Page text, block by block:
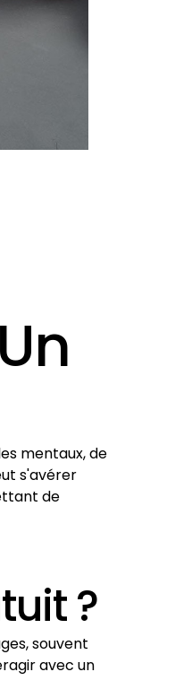
mentaux, de
s'avérer
de
?
souvent
avec un